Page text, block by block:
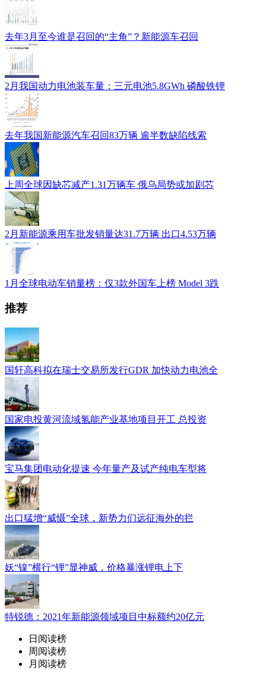
去年3月至今谁是召回的“主角”？新能源车召回
2月我国动力电池装车量：三元电池5.8GWh 磷酸铁锂
去年我国新能源汽车召回83万辆 逾半数缺陷线索
上周全球因缺芯减产1.31万辆车 俄乌局势或加剧芯
2月新能源乘用车批发销量达31.7万辆 出口4.53万辆
1月全球电动车销量榜：仅3款外国车上榜 Model 3跌
推荐
国轩高科拟在瑞士交易所发行GDR 加快动力电池全
国家电投黄河流域氢能产业基地项目开工 总投资
宝马集团电动化提速 今年量产及试产纯电车型将
出口猛增“威慑”全球，新势力们远征海外的拦
妖“镍”横行“锂”显神威，价格暴涨锂电上下
特锐德：2021年新能源领域项目中标额约20亿元
日阅读榜
周阅读榜
月阅读榜